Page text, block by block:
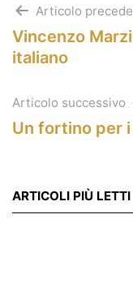
articoli
Articolo
Vincenzo
italiano
Articolo successivo
Un fortino per
ARTICOLI PIÙ LETTI